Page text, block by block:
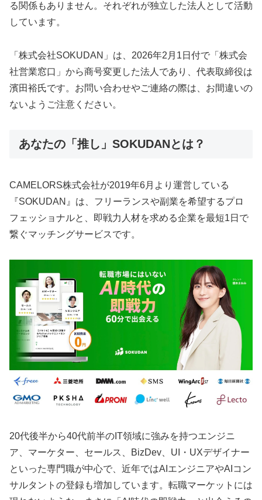
る関係もありません。それぞれが独立した法人として活動
しています。
「株式会社SOKUDAN」は、2026年2月1日付で「株式会
社営業窓口」から商号変更した法人であり、代表取締役は
濱田裕氏です。お問い合わせやご連絡の際は、お間違いの
ないようご注意ください。
あなたの「推し」SOKUDANとは？
CAMELORS株式会社が2019年6月より運営している
『SOKUDAN』は、フリーランスや副業を希望するプロ
フェッショナルと、即戦力人材を求める企業を最短1日で
繋ぐマッチングサービスです。
20代後半から40代前半のIT領域に強みを持つエンジニ
ア、マーケター、セールス、BizDev、UI・UXデザイナー
といった専門職が中心で、近年ではAIエンジニアやAIコン
サルタントの登録も増加しています。転職マーケットには